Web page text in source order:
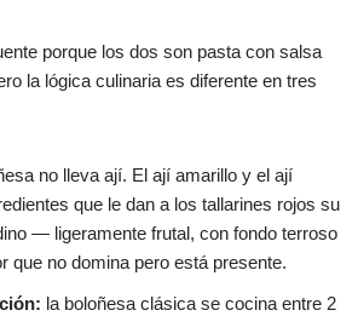
porque los dos son pasta con salsa
la lógica culinaria es diferente en tres
no lleva ají. El ají amarillo y el ají
que le dan a los tallarines rojos su
— ligeramente frutal, con fondo terroso
que no domina pero está presente.
la boloñesa clásica se cocina entre 2